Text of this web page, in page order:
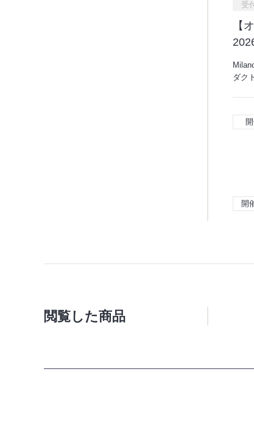
受
【
ダク
開
閲覧した商品